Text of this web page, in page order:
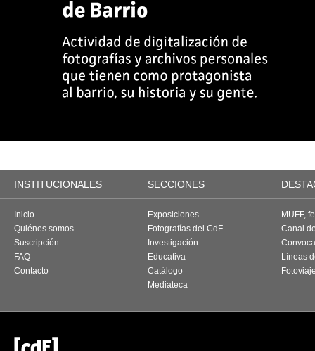
INSTITUCIONALES SECCIONES
Inicio
Quiénes somos
Suscripción
FAQ
Contacto
Exposiciones
Fotografías del CdF
Investigación
Educativa
Catálogo
Mediateca
MUFF,
Canal
Líneas